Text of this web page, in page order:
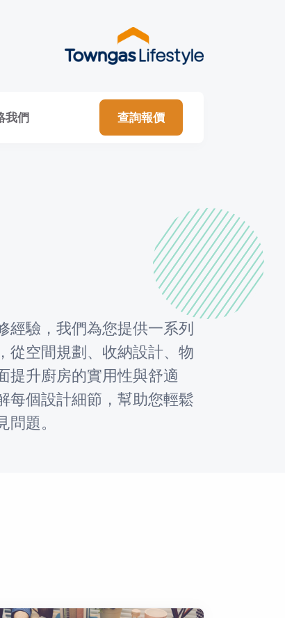
我們 查詢報價
經驗，我們為您提供一系列
從空間規劃、收納設計、物
提升廚房的實用性與舒適
每個設計細節，幫助您輕鬆
題。